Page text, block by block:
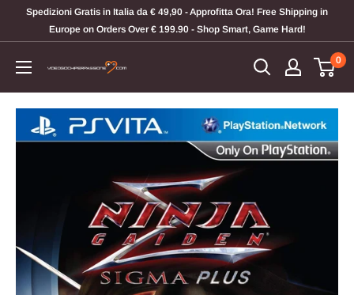
Spedizioni Gratis in Italia da € 49,90 - Approfitta Ora! Free Shipping in
Europe on Orders Over € 199.90 - Shop Smart, Game Hard!
Videogiochi
Per
Passione
0